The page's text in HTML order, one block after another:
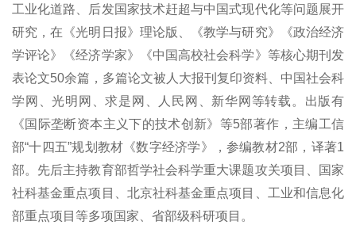
工业化道路、 后发国家技术赶超与中国式现代化等问题展开
研究，在《光明日报》理论版、《教学与研究》《政治经济
学评论》《经济学家》《中国高校社会科学》等核心期刊发
表论文50余篇，多篇论文被人大报刊复印资料、中国社会科
学网、光明网、求是网、人民网、新华网等转载。出版有
《国际垄断资本主义下的技术创新》等5部著作，主编工信
部“十四五”规划教材《数字经济学》，参编教材2部，译著1
部。 先后主持教育部哲学社会科学重大课题攻关项目、国家
社科基金重点项目、北京社科基金重点项目、工业和信息化
部重点项目等多项国家、省部级科研项目。